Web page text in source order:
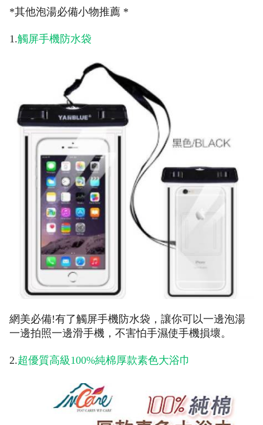
*其他泡湯必備小物推薦 *
1.觸屏手機防水袋
網美必備!有了觸屏手機防水袋，讓你可以一邊泡湯
一邊拍照一邊滑手機，不害怕手濕使手機損壞。
2.超優質高級100%純棉厚款素色大浴巾